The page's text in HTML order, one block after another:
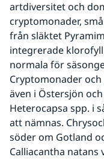
artdiversitet och
cryptomonader,
från släktet
integrerade
normala för
Cryptomonader
även i Östersjön
Heterocapsa spp. i
att nämnas.
söder om Gotland
Calliacantha natans